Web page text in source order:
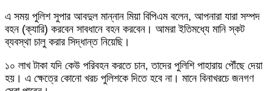
এ সময় পুলিশ সুপার আবদুল মান্নান মিয়া বিপিএম বলেন, আপনারা যারা সম্পদ
বহন (ক্যারি) করবেন সাবধানে বহন করবেন। আমরা ইতিমধ্যে মানি স্কট
ব্যবস্থা চালু করার সিদ্ধান্ত নিয়েছি।
১০ লাখ টাকা যদি কেউ পরিবহন করতে চান, তাদের পুলিশি পাহারায় পৌঁছে দেয়া
হয়। এ ক্ষেত্রে কোনো খরচ পুলিশকে দিতে হবে না। মানে বিনাখরচে জনগণ